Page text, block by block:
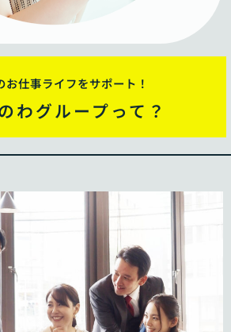
お仕事ライフをサポート！
わグループって？